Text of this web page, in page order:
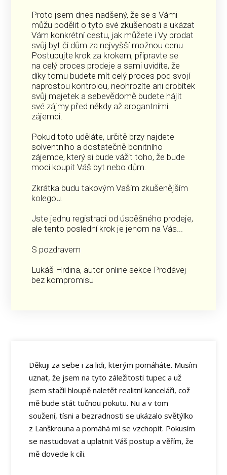
Proto jsem dnes nadšený, že se s Vámi
můžu podělit o tyto své zkušenosti a ukázat
Vám konkrétní cestu, jak můžete i Vy prodat
svůj byt či dům za nejvyšší možnou cenu.
Postupujte krok za krokem, připravte se
na celý proces prodeje a sami uvidíte, že
díky tomu budete mít celý proces pod svojí
naprostou kontrolou, neohrozíte ani drobítek
svůj majetek a sebevědomě budete hájit
své zájmy před někdy až arogantními
zájemci.
Pokud toto uděláte, určitě brzy najdete
solventního a dostatečně bonitního
zájemce, který si bude vážit toho, že bude
moci koupit Váš byt nebo dům.
Zkrátka budu takovým Vaším zkušenějším
kolegou.
Jste jednu registraci od úspěšného prodeje,
ale tento poslední krok je jenom na Vás...
S pozdravem
Lukáš Hrdina, autor online sekce Prodávej
bez kompromisu
Děkuji za sebe i za lidi, kterým pomáháte. Musím
uznat, že jsem na tyto záležitosti tupec a už
jsem stačil hloupě naletět realitní kanceláři, což
mě bude stát tučnou pokutu. Nu a v tom
soužení, tísni a bezradnosti se ukázalo světýlko
z Lanškrouna a pomáhá mi se vzchopit. Pokusím
se nastudovat a uplatnit Váš postup a věřím, že
mě dovede k cíli.